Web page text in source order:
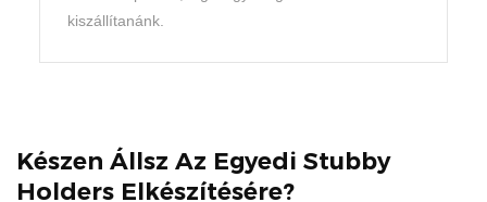
kiszállítanánk.
Készen Állsz Az Egyedi Stubby
Holders Elkészítésére?